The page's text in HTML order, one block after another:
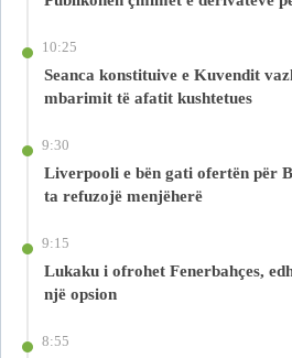
10:25
Seanca konstituive e Kuvendit
mbarimit të afatit kushtetues
9:30
Liverpooli e bën gati ofertën për
ta refuzojë menjëherë
9:15
Lukaku i ofrohet Fenerbahçes,
një opsion
8:55